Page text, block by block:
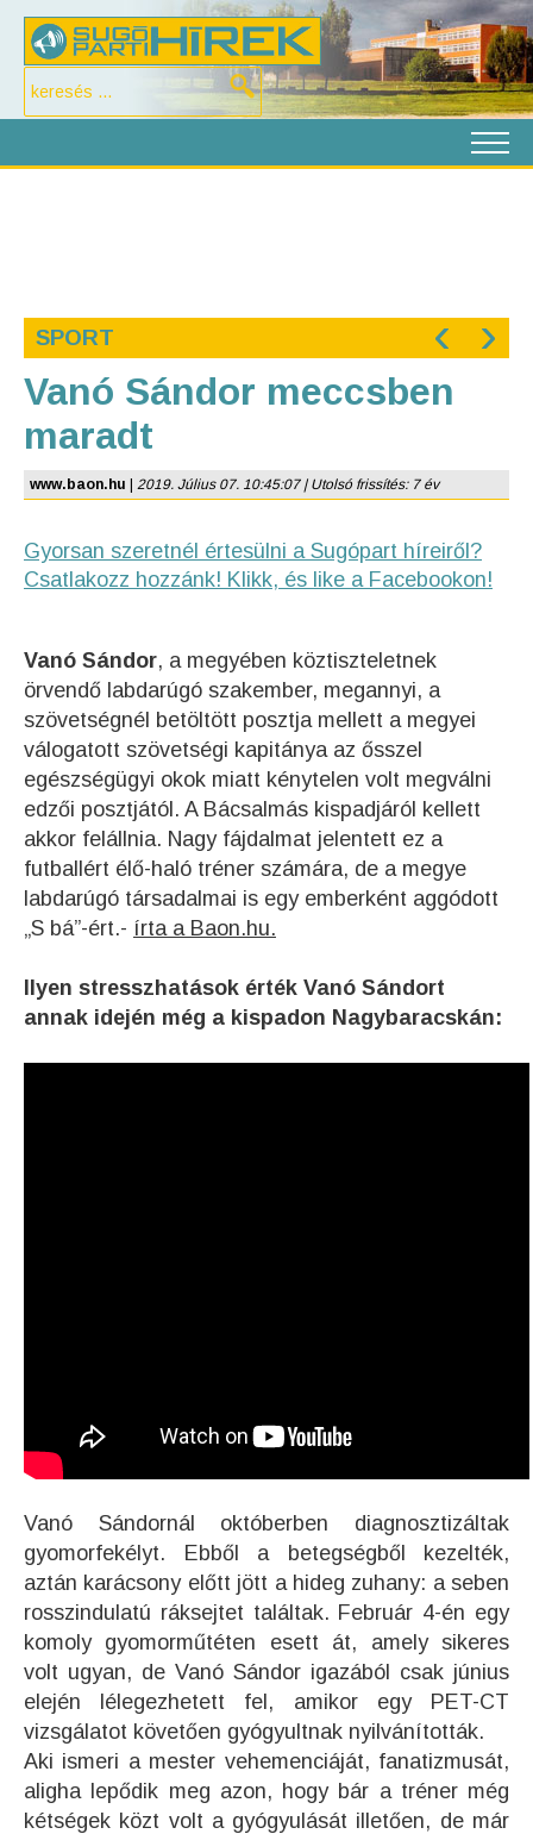
SPORT ‹ ›
Vanó Sándor meccsben
maradt
www.baon.hu 2019. Július 07. 10:45:07 | Utolsó frissítés: 7 év
Gyorsan szeretnél értesülni a Sugópart híreiről?
Csatlakozz hozzánk! Klikk, és like a Facebookon!
Vanó Sándor, a megyében köztiszteletnek
örvendő labdarúgó szakember, megannyi, a
szövetségnél betöltött posztja mellett a megyei
válogatott szövetségi kapitánya az ősszel
egészségügyi okok miatt kénytelen volt megválni
edzői posztjától. A Bácsalmás kispadjáról kellett
akkor felállnia. Nagy fájdalmat jelentett ez a
futballért élő-haló tréner számára, de a megye
labdarúgó társadalmai is egy emberként aggódott
„S bá”-ért.- írta a Baon.hu.
Ilyen stresszhatások érték Vanó Sándort
annak idején még a kispadon Nagybaracskán:
Vanó Sándornál októberben diagnosztizáltak
gyomorfekélyt. Ebből a betegségből kezelték,
aztán karácsony előtt jött a hideg zuhany: a seben
rosszindulatú ráksejtet találtak. Február 4-én egy
komoly gyomorműtéten esett át, amely sikeres
volt ugyan, de Vanó Sándor igazából csak június
elején lélegezhetett fel, amikor egy PET-CT
vizsgálatot követően gyógyultnak nyilvánították.
Aki ismeri a mester vehemenciáját, fanatizmusát,
aligha lepődik meg azon, hogy bár a tréner még
kétségek közt volt a gyógyulását illetően, de már